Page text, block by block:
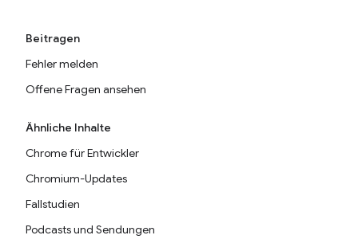
Beitragen
Fehler melden
Offene Fragen ansehen
Ähnliche Inhalte
Chrome für Entwickler
Chromium-Updates
Fallstudien
Podcasts und Sendungen